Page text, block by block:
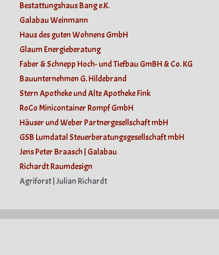
Bestattungshaus Bang e.K.
Galabau Weinmann
Haus des guten Wohnens GmbH
Glaum Energieberatung
Faber & Schnepp Hoch- und Tiefbau GmBH & Co. KG
Bauunternehmen G. Hildebrand
Stern Apotheke und Alte Apotheke Fink
RoCo Minicontainer Rompf GmbH
Häuser und Weber Partnergesellschaft mbH
GSB Lumdatal Steuerberatungsgesellschaft mbH
Jens Peter Braasch | Galabau
Richardt Raumdesign
Agriforst | Julian Richardt